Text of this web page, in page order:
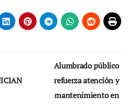
Alumbrado público
refuerza atención y
mantenimiento en